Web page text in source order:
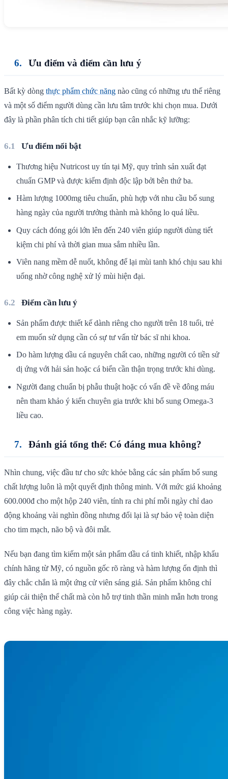
Ưu điểm và điểm cần lưu ý
Bất kỳ dòng thực phẩm chức năng nào cũng có những ưu thế riêng
và một số điểm người dùng cần lưu tâm trước khi chọn mua. Dưới
đây là phần phân tích chi tiết giúp bạn cân nhắc kỹ lưỡng:
Ưu điểm nổi bật
Thương hiệu Nutricost uy tín tại Mỹ, quy trình sản xuất đạt
chuẩn GMP và được kiểm định độc lập bởi bên thứ ba.
Hàm lượng 1000mg tiêu chuẩn, phù hợp với nhu cầu bổ sung
hàng ngày của người trưởng thành mà không lo quá liều.
Quy cách đóng gói lớn lên đến 240 viên giúp người dùng tiết
kiệm chi phí và thời gian mua sắm nhiều lần.
Viên nang mềm dễ nuốt, không để lại mùi tanh khó chịu sau khi
uống nhờ công nghệ xử lý mùi hiện đại.
Điểm cần lưu ý
Sản phẩm được thiết kế dành riêng cho người trên 18 tuổi, trẻ
em muốn sử dụng cần có sự tư vấn từ bác sĩ nhi khoa.
Do hàm lượng dầu cá nguyên chất cao, những người có tiền sử
dị ứng với hải sản hoặc cá biển cần thận trọng trước khi dùng.
Người đang chuẩn bị phẫu thuật hoặc có vấn đề về đông máu
nên tham khảo ý kiến chuyên gia trước khi bổ sung Omega-3
liều cao.
Đánh giá tổng thể: Có đáng mua không?
Nhìn chung, việc đầu tư cho sức khỏe bằng các sản phẩm bổ sung
chất lượng luôn là một quyết định thông minh. Với mức giá khoảng
600.000đ cho một hộp 240 viên, tính ra chi phí mỗi ngày chỉ dao
động khoảng vài nghìn đồng nhưng đổi lại là sự bảo vệ toàn diện
cho tim mạch, não bộ và đôi mắt.
Nếu bạn đang tìm kiếm một sản phẩm dầu cá tinh khiết, nhập khẩu
chính hãng từ Mỹ, có nguồn gốc rõ ràng và hàm lượng ổn định thì
đây chắc chắn là một ứng cử viên sáng giá. Sản phẩm không chỉ
giúp cải thiện thể chất mà còn hỗ trợ tinh thần minh mẫn hơn trong
công việc hàng ngày.